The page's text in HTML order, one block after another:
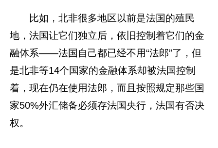
比如，北非很多地区以前是法国的殖民
地，法国让它们独立后，依旧控制着它们的金
融体系——法国自己都已经不用“法郎”了，但
是北非等14个国家的金融体系却被法国控制
着，现在仍在使用法郎，而且按照规定那些国
家50%外汇储备必须存法国央行，法国有否决
权。